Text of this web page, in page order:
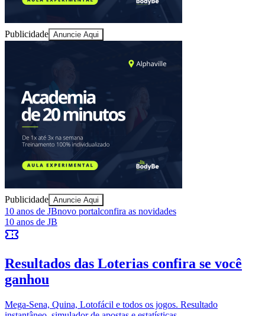
Sport
Publicidade Anuncie Aqui
Publicidade Anuncie Aqui